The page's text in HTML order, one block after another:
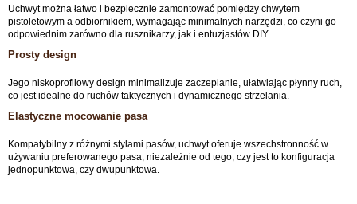
Uchwyt można łatwo i bezpiecznie zamontować pomiędzy chwytem
pistoletowym a odbiornikiem, wymagając minimalnych narzędzi, co czyni go
odpowiednim zarówno dla rusznikarzy, jak i entuzjastów DIY.
Prosty design
Jego niskoprofilowy design minimalizuje zaczepianie, ułatwiając płynny ruch,
co jest idealne do ruchów taktycznych i dynamicznego strzelania.
Elastyczne mocowanie pasa
Kompatybilny z różnymi stylami pasów, uchwyt oferuje wszechstronność w
używaniu preferowanego pasa, niezależnie od tego, czy jest to konfiguracja
jednopunktowa, czy dwupunktowa.